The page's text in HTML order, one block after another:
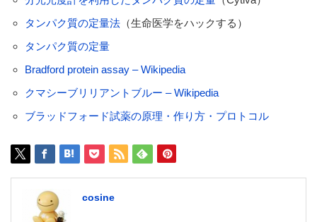
タンパク質の定量法（生命医学をハックする）
タンパク質の定量
Bradford protein assay – Wikipedia
クマシーブリリアントブルー – Wikipedia
ブラッドフォード試薬の原理・作り方・プロトコル
cosine